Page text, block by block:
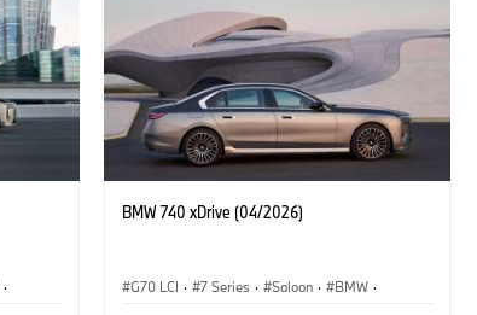
·
BMW 740 xDrive (04/2026)
G70 LCI · 7 Series · Saloon · BMW ·